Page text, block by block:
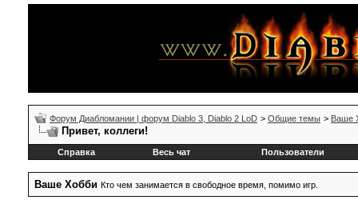
Форум Диабломании | форум Diablo 3, Diablo 2 LoD > Общие темы > Ваше
Привет, коллеги!
Справка Весь чат Пользователи
Ваше Xобби Кто чем занимается в свободное время, помимо игр.